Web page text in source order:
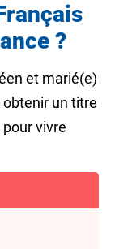
?
et marié(e)
obtenir un titre
vivre